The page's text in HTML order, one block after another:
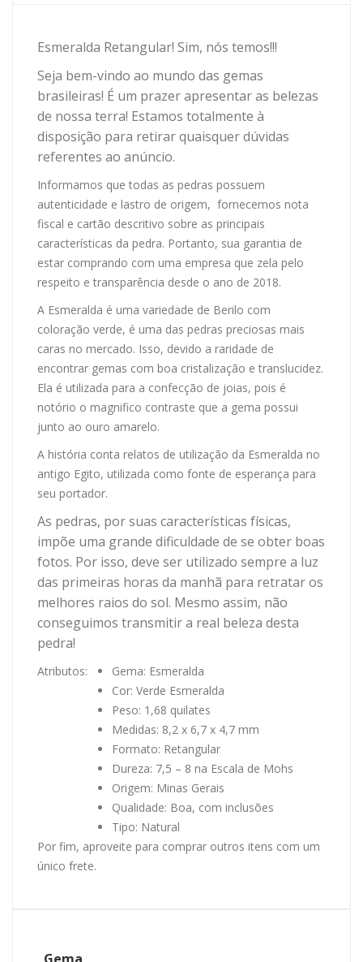
Esmeralda Retangular! Sim, nós temos!!!
Seja bem-vindo ao mundo das gemas
brasileiras! É um prazer apresentar as belezas
de nossa terra! Estamos totalmente à
disposição para retirar quaisquer dúvidas
referentes ao anúncio.
Informamos que todas as pedras possuem
autenticidade e lastro de origem, fornecemos nota
fiscal e cartão descritivo sobre as principais
características da pedra. Portanto, sua garantia de
estar comprando com uma empresa que zela pelo
respeito e transparência desde o ano de 2018.
A Esmeralda é uma variedade de Berilo com
coloração verde, é uma das pedras preciosas mais
caras no mercado. Isso, devido a raridade de
encontrar gemas com boa cristalização e translucidez.
Ela é utilizada para a confecção de joias, pois é
notório o magnifico contraste que a gema possui
junto ao ouro amarelo.
A história conta relatos de utilização da Esmeralda no
antigo Egito, utilizada como fonte de esperança para
seu portador.
As pedras, por suas características físicas,
impõe uma grande dificuldade de se obter boas
fotos. Por isso, deve ser utilizado sempre a luz
das primeiras horas da manhã para retratar os
melhores raios do sol. Mesmo assim, não
conseguimos transmitir a real beleza desta
pedra!
Atributos:
Gema: Esmeralda
Cor: Verde Esmeralda
Peso: 1,68 quilates
Medidas: 8,2 x 6,7 x 4,7 mm
Formato: Retangular
Dureza: 7,5 – 8 na Escala de Mohs
Origem: Minas Gerais
Qualidade: Boa, com inclusões
Tipo: Natural
Por fim, aproveite para comprar outros itens com um
único frete.